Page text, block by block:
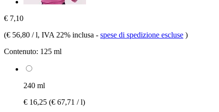
€ 7,10
(€ 56,80 / l, IVA 22% inclusa - spese di spedizione escluse )
Contenuto: 125 ml
240 ml
€ 16,25 (€ 67,71 / l)